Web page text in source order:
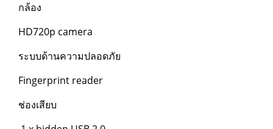
กล้อง
HD720p camera
ระบบด้านความปลอดภัย
Fingerprint reader
ช่องเสียบ